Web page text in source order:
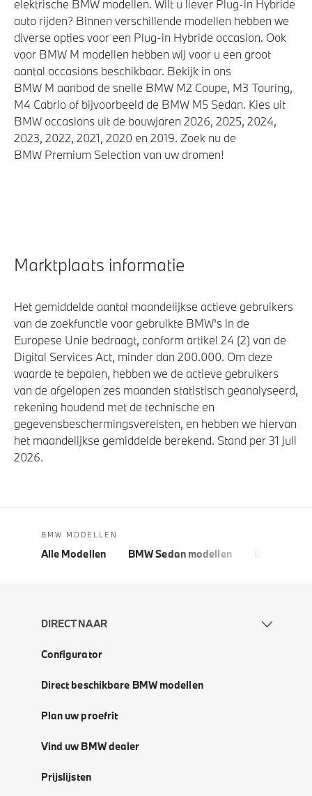
elektrische BMW modellen. Wilt u liever Plug-in Hybride
auto rijden? Binnen verschillende modellen hebben we
diverse opties voor een Plug-in Hybride occasion. Ook
voor BMW M modellen hebben wij voor u een groot
aantal occasions beschikbaar. Bekijk in ons
BMW M aanbod de snelle BMW M2 Coupe, M3 Touring,
M4 Cabrio of bijvoorbeeld de BMW M5 Sedan. Kies uit
BMW occasions uit de bouwjaren 2026, 2025, 2024,
2023, 2022, 2021, 2020 en 2019. Zoek nu de
BMW Premium Selection van uw dromen!
Marktplaats informatie
Het gemiddelde aantal maandelijkse actieve gebruikers
van de zoekfunctie voor gebruikte BMW's in de
Europese Unie bedraagt, conform artikel 24 (2) van de
Digital Services Act, minder dan 200.000. Om deze
waarde te bepalen, hebben we de actieve gebruikers
van de afgelopen zes maanden statistisch geanalyseerd,
rekening houdend met de technische en
gegevensbeschermingsvereisten, en hebben we hiervan
het maandelijkse gemiddelde berekend. Stand per 31 juli
2026.
BMW MODELLEN
Alle Modellen BMW Sedan modellen
DIRECT NAAR
Configurator
Direct beschikbare BMW modellen
Plan uw proefrit
Vind uw BMW dealer
Prijslijsten